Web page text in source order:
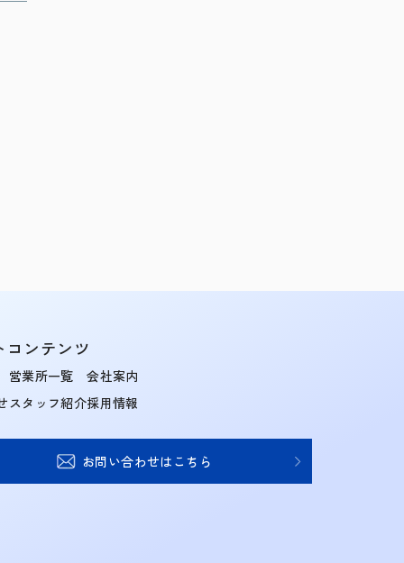
コンテンツ
営業所一覧
スタッフ紹介
会社案内
採用情報
お問い合わせはこちら